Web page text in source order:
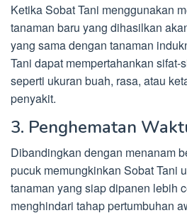
Ketika Sobat Tani menggunakan
tanaman baru yang dihasilkan
yang sama dengan tanaman
Tani dapat mempertahankan sifat-
seperti ukuran buah, rasa, atau
penyakit.
3. Penghematan
Dibandingkan dengan menanam
pucuk memungkinkan Sobat Tani
tanaman yang siap dipanen lebih
menghindari tahap pertumbuhan